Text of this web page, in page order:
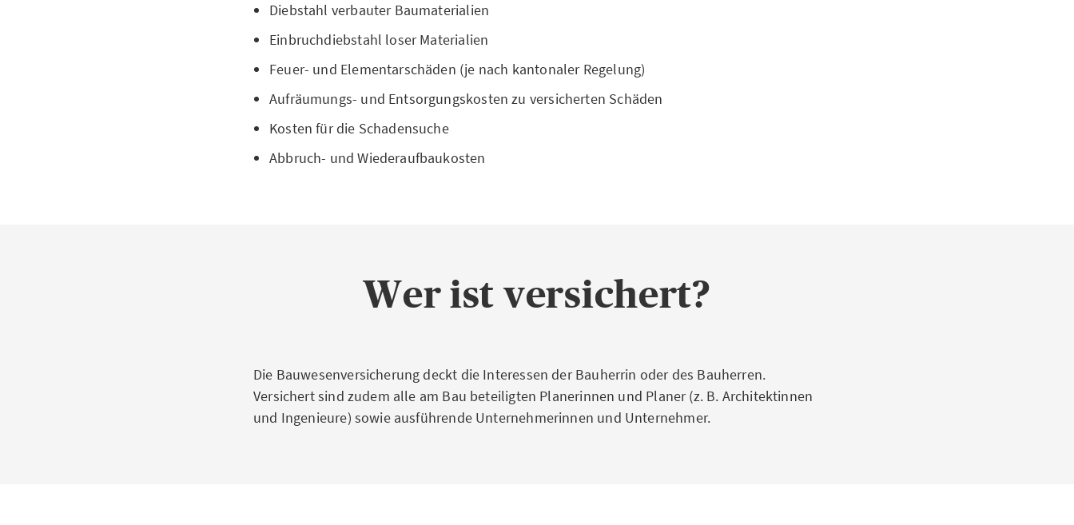
Diebstahl verbauter Baumaterialien
Einbruchdiebstahl loser Materialien
Feuer- und Elementarschäden (je nach kantonaler Regelung)
Aufräumungs- und Entsorgungskosten zu versicherten Schäden
Kosten für die Schadensuche
Abbruch- und Wiederaufbaukosten
Wer ist versichert?
Die Bauwesenversicherung deckt die Interessen der Bauherrin oder des Bauherren.
Versichert sind zudem alle am Bau beteiligten Planerinnen und Planer (z. B. Architektinnen
und Ingenieure) sowie ausführende Unternehmerinnen und Unternehmer.